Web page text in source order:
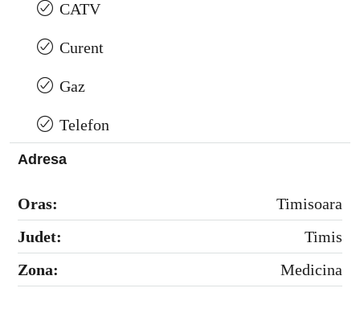
CATV
Curent
Gaz
Telefon
Adresa
Oras:
Timisoara
Judet:
Timis
Zona:
Medicina